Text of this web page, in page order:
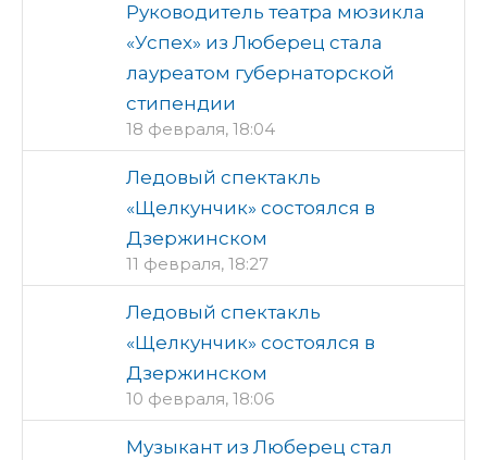
Руководитель театра мюзикла
«Успех» из Люберец стала
лауреатом губернаторской
стипендии
18 февраля, 18:04
Ледовый спектакль
«Щелкунчик» состоялся в
Дзержинском
11 февраля, 18:27
Ледовый спектакль
«Щелкунчик» состоялся в
Дзержинском
10 февраля, 18:06
Музыкант из Люберец стал